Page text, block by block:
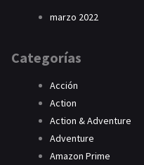
marzo 2022
Categorías
Acción
Action
Action & Adventure
Adventure
Amazon Prime